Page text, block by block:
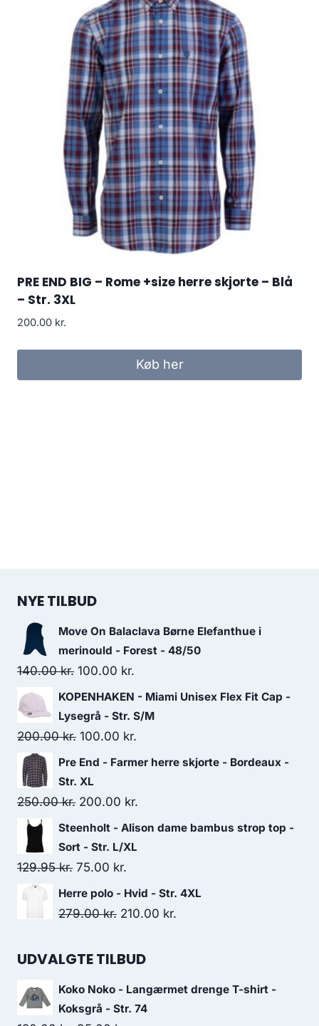
PRE END BIG – Rome +size herre skjorte – Blå
– Str. 3XL
200.00 kr.
Køb her
NYE TILBUD
Move On Balaclava Børne Elefanthue i
merinould - Forest - 48/50
140.00kr. Original
price
was:
140.00 kr..
100.00 kr.
price
is:
KOPENHAKEN - Miami Unisex Flex Fit Cap -
Lysegrå - Str. S/M
200.00kr. Original
price
was:
200.00 kr..
100.00 kr.
price
Pre End - Farmer herre skjorte - Bordeaux -
Str. XL
250.00kr. Original
price
was:
250.00 kr..
200.00 kr.
price
Steenholt - Alison dame bambus strop top -
Sort - Str. L/XL
129.95kr. Original
price
was:
75.00 kr.
price
is:
Herre polo - Hvid - Str. 4XL
279.00kr. Original
was:
210.00 kr.
UDVALGTE TILBUD
Koko Noko - Langærmet drenge T-shirt -
Koksgrå - Str. 74